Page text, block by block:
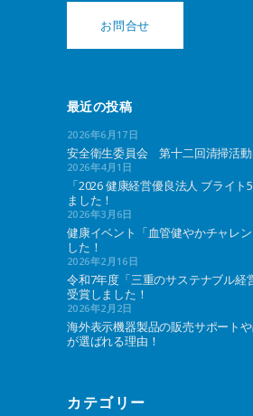
お問合せ
最近の投稿
2026年6月17日
安全衛生委員会 第十二回清掃活動
2026年4月1日
「2026 健康経営優良法人 ブライ
ました！
2026年3月6日
健康イベント「血管健やかチャレ
した！
2026年2月16日
令和7年度「三重のサステナブル経
受賞しました！
2026年2月2日
海外表示機器製品の販売サポート
が選ばれる理由！
カテゴリー